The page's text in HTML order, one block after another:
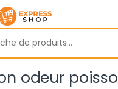
:
odeur